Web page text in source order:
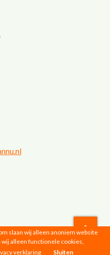
|Privacyverklaring
slaan wij alleen anoniem website
alleen functionele cookies,
verklaring Sluiten